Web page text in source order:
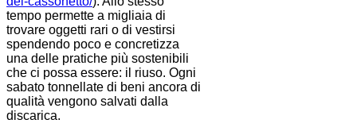
tempo permette a migliaia di
trovare oggetti rari o di vestirsi
spendendo poco e concretizza
una delle pratiche più sostenibili
che ci possa essere: il riuso. Ogni
sabato tonnellate di beni ancora di
qualità vengono salvati dalla
discarica.